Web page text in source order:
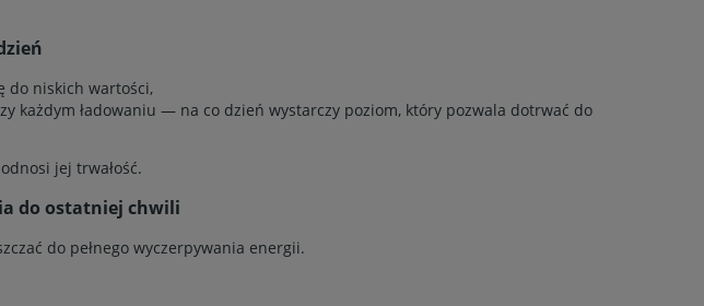
do niskich wartości,
każdym ładowaniu — na co dzień wystarczy poziom, który pozwala dotrwać do
jej trwałość.
do ostatniej chwili
do pełnego wyczerpywania energii.